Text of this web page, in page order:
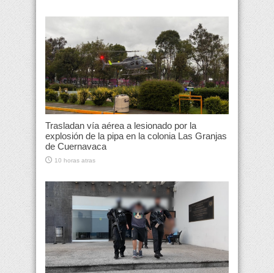
Trasladan vía aérea a lesionado por la
explosión de la pipa en la colonia Las Granjas
de Cuernavaca
10 horas atras